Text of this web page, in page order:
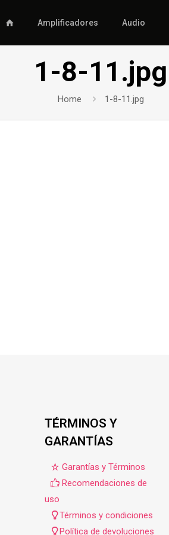
Amplificadores Audio
1-8-11.jpg
Home 1-8-11.jpg
TÉRMINOS Y
GARANTÍAS
Garantías y Términos
Recomendaciones de
uso
Términos y condiciones
Política de devoluciones